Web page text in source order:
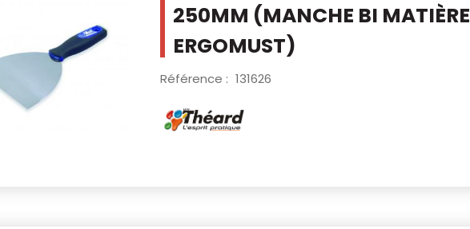
250MM (MANCHE BI MATIÈRE
ERGOMUST)
Référence : 131626